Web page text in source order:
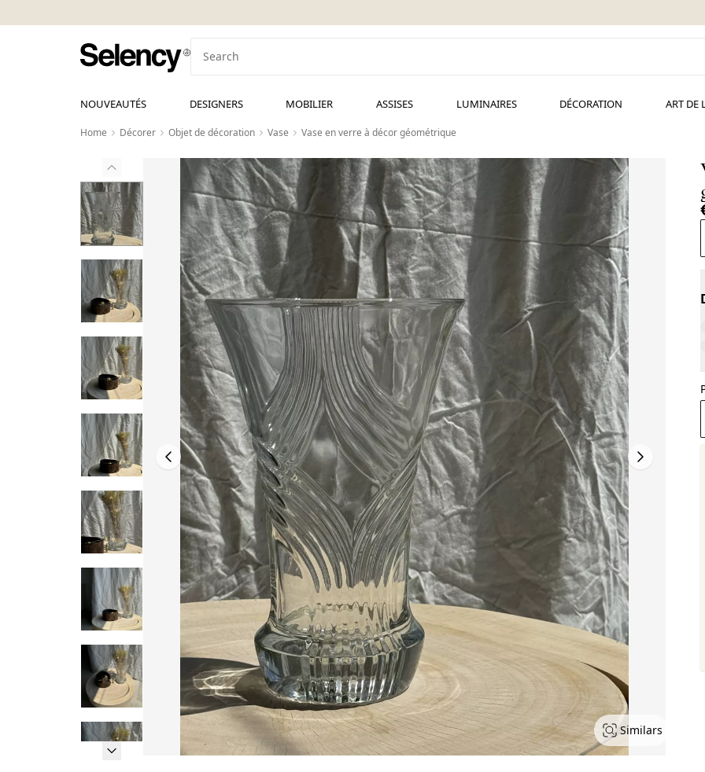
NOUVEAUTÉS DESIGNERS MOBILIER ASSISES LUMINAIRES DÉCORATION ART DE
Home Décorer Objet de décoration Vase Vase en verre à décor géométrique
Similars